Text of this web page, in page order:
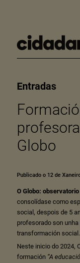
Entradas
Globo
Publicado o 12 de
O Globo:
consolídase como
social, despois de 5
profesorado son
transformación social.
Neste inicio do 2024,
formación “A